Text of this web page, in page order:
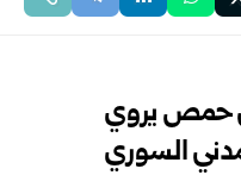
حمص يروي
السوري